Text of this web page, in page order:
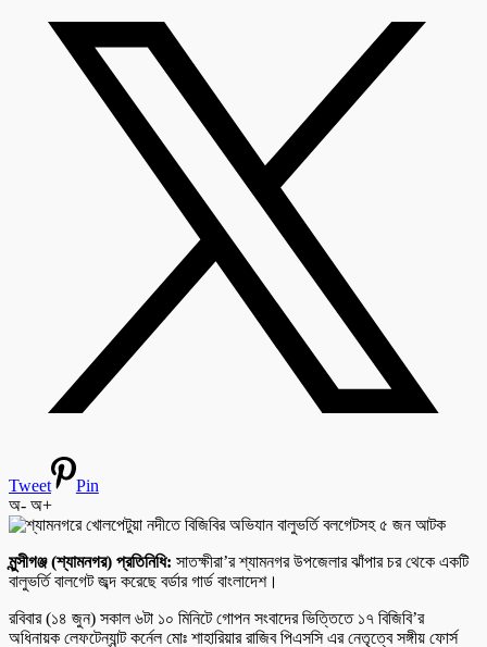
Tweet
Pin
অ- অ+
মুন্সীগঞ্জ (শ্যামনগর) প্রতিনিধি: সাতক্ষীরা’র শ্যামনগর উপজেলার ঝাঁপার চর থেকে একটি
বালুভর্তি বালগেট জব্দ করেছে বর্ডার গার্ড বাংলাদেশ।
রবিবার (১৪ জুন) সকাল ৬টা ১০ মিনিটে গোপন সংবাদের ভিত্তিতে ১৭ বিজিবি’র
অধিনায়ক লেফটেন্যান্ট কর্নেল মোঃ শাহারিয়ার রাজিব পিএসসি এর নেতৃত্বে সঙ্গীয় ফোর্স